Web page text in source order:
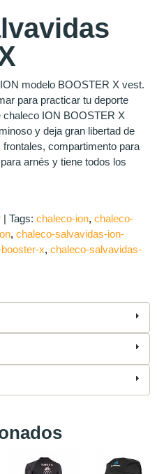
modelo BOOSTER X vest.
para practicar tu deporte
chaleco ION BOOSTER X
y deja gran libertad de
compartimento para
arnés y tiene todos los
| Tags: chaleco-ion chaleco-
chaleco-salvavidas-ion-
x chaleco-salvavidas-
-45 %